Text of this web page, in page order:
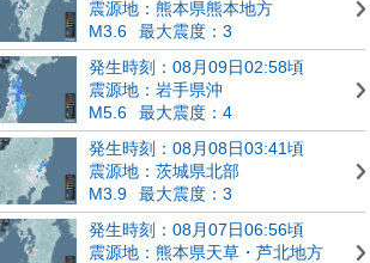
震源地：熊本県熊本地方
M3.6
最大震度：3
発生時刻：08月09日02:58頃
震源地：岩手県沖
M5.6
最大震度：4
発生時刻：08月08日03:41頃
震源地：茨城県北部
M3.9
最大震度：3
発生時刻：08月07日06:56頃
震源地：熊本県天草・芦北地方